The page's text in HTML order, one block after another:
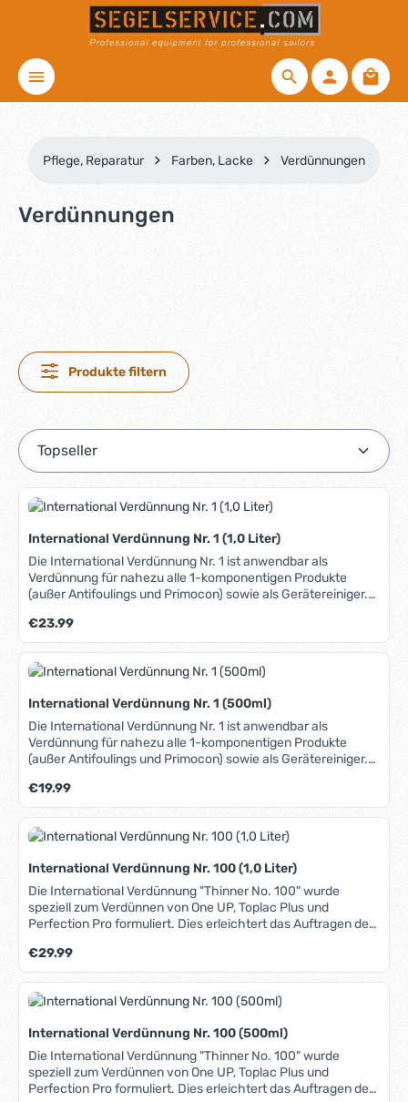
Zum Hauptinhalt springen
Pflege, Reparatur Farben, Lacke Verdünnungen
Verdünnungen
Produkte filtern
International Verdünnung Nr. 1 (1,0 Liter)
Die International Verdünnung Nr. 1 ist anwendbar als
Verdünnung für nahezu alle 1-komponentigen Produkte
(außer Antifoulings und Primocon) sowie als Gerätereiniger.
Pre-Kote, Klarlack Original, Klarlack Compass, Klarlack
Schooner.
Regulärer Preis:
€23.99
International Verdünnung Nr. 1 (500ml)
Die International Verdünnung Nr. 1 ist anwendbar als
Verdünnung für nahezu alle 1-komponentigen Produkte
(außer Antifoulings und Primocon) sowie als Gerätereiniger.
Pre-Kote, Klarlack Original, Klarlack Compass, Klarlack
Schooner.
Regulärer Preis:
€19.99
International Verdünnung Nr. 100 (1,0 Liter)
Die International Verdünnung "Thinner No. 100" wurde
speziell zum Verdünnen von One UP, Toplac Plus und
Perfection Pro formuliert. Dies erleichtert das Auftragen des
Bei professioneller Anwendung auch für Spritzverfahren
geeignet. Das Datenblatt mit weiterführenden Infos finden
Sie unter dem Reiter "Media".
Regulärer Preis:
€29.99
International Verdünnung Nr. 100 (500ml)
Die International Verdünnung "Thinner No. 100" wurde
speziell zum Verdünnen von One UP, Toplac Plus und
Perfection Pro formuliert. Dies erleichtert das Auftragen des